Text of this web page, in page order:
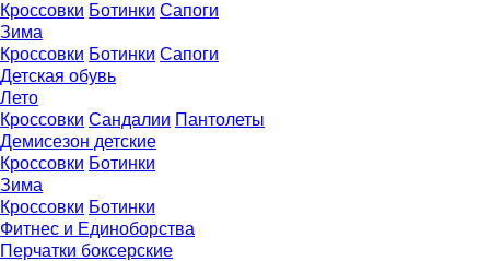
Кроссовки Бoтинки Сапоги
Зима
Кроссовки Ботинки Сапоги
Детская обувь
Летo
Кроссовки Сандалии Пантолеты
Демисезон детские
Кроссовки Ботинки
Зима
Кроссовки Ботинки
Фитнес и Единоборства
Перчатки боксерские